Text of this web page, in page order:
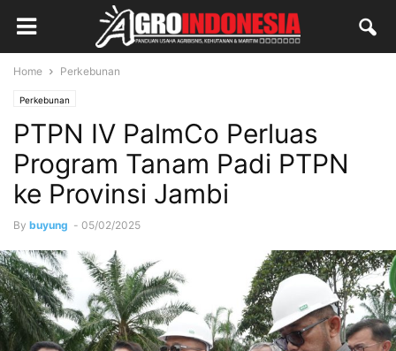
Home Perkebunan
Perkebunan
PTPN IV PalmCo Perluas
Program Tanam Padi PTPN
ke Provinsi Jambi
By buyung - 05/02/2025